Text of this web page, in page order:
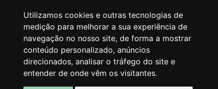
Utilizamos cookies e outras tecnologias de
medição para melhorar a sua experiência de
navegação no nosso site, de forma a mostrar
conteúdo personalizado, anúncios
direcionados, analisar o tráfego do site e
entender de onde vêm os visitantes.